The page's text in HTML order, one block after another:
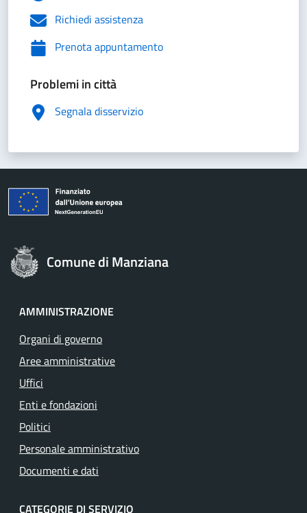
Richiedi assistenza
Prenota appuntamento
Problemi in città
Segnala disservizio
Comune di Manziana
AMMINISTRAZIONE
Organi di governo
Aree amministrative
Uffici
Enti e fondazioni
Politici
Personale amministrativo
Documenti e dati
CATEGORIE DI SERVIZIO